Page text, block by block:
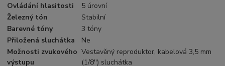
Ovládání hlasitosti
5 úrovní
Železný tón
Stabilní
Barevné tóny
3 tóny
Přiložená sluchátka
Ne
Možnosti zvukového
výstupu
Vestavěný reproduktor, kabelová 3,5 mm
(1/8'') sluchátka